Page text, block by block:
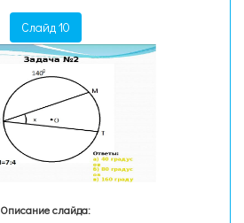
Слайд 10
Описание слайда: